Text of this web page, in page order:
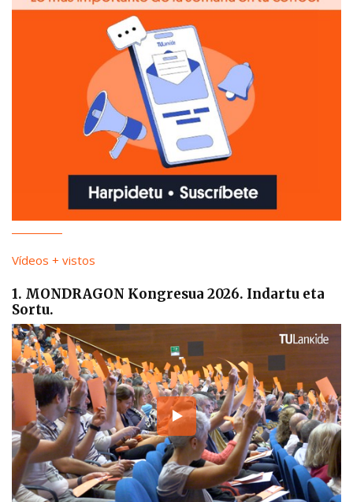
Vídeos + vistos
1. MONDRAGON Kongresua 2026. Indartu eta
Sortu.